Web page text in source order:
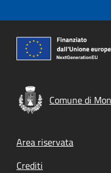
Comune di
Footer menu
Area riservata
Crediti